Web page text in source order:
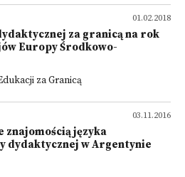
01.02.2018
za granicą na rok
Europy Środkowo-
za Granicą
03.11.2016
znajomością języka
dydaktycznej w Argentynie